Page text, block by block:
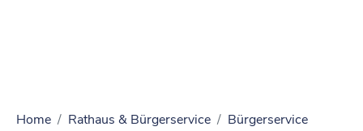
Home Rathaus & Bürgerservice
Bürgerservice